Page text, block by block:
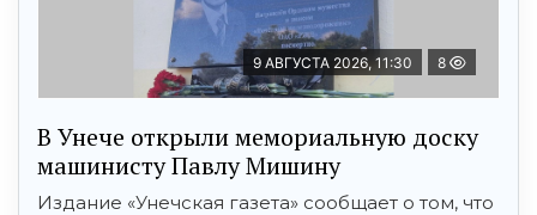
9 АВГУСТА 2026, 11:30 8
В Унече открыли мемориальную доску
машинисту Павлу Мишину
Издание «Унечская газета» сообщает о том, что